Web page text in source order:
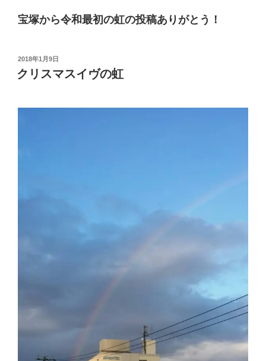
宝塚から令和最初の虹の投稿ありがとう！
投
稿
日:
2018年1月9日
クリスマスイヴの虹